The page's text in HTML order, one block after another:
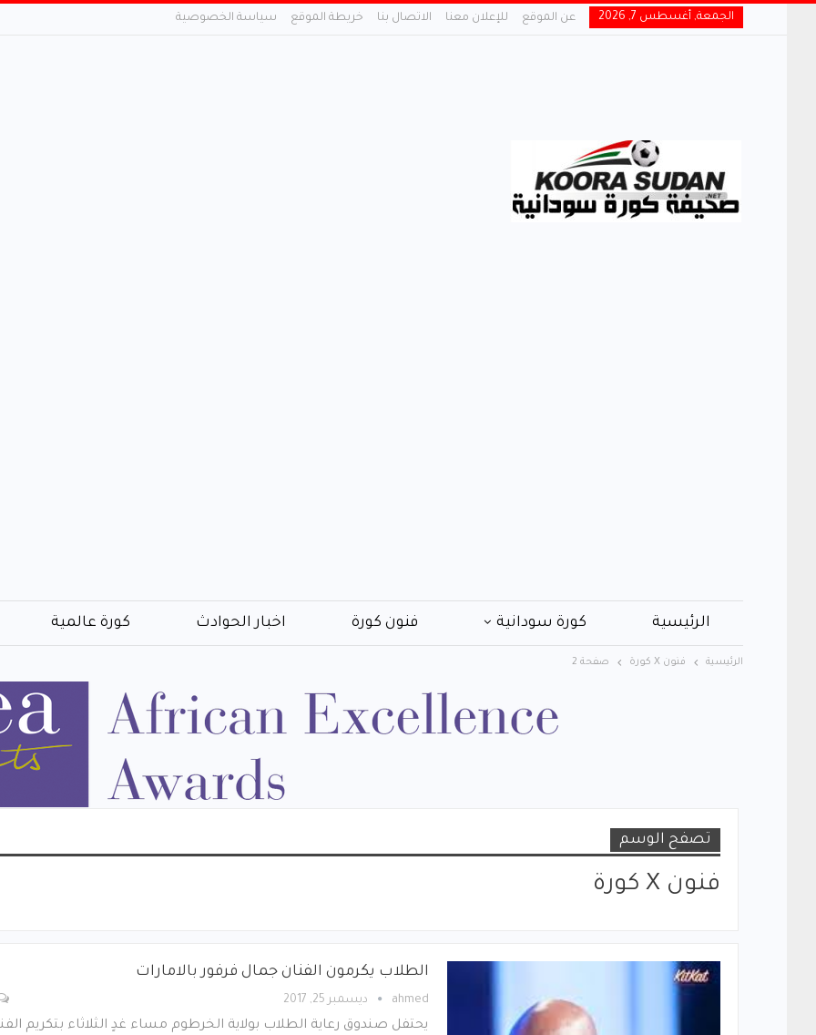
الجمعة, أغسطس 7, 2026 عن الموقع للإعلان معنا الاتصال بنا خريطة الموقع سياسة الخصوصية
الرئيسية كورة سودانية فنون كورة اخبار الحوادث كورة عالمية
الرئيسية فنون X كورة صفحة 2
تصفح الوسم
فنون X كورة
الطلاب يكرمون الفنان جمال فرفور بالامارات
ahmed ديسمبر 25, 2017
يحتفل صندوق رعاية الطلاب بولاية الخرطوم مساء غدٍ الثلاثاء بتكريم